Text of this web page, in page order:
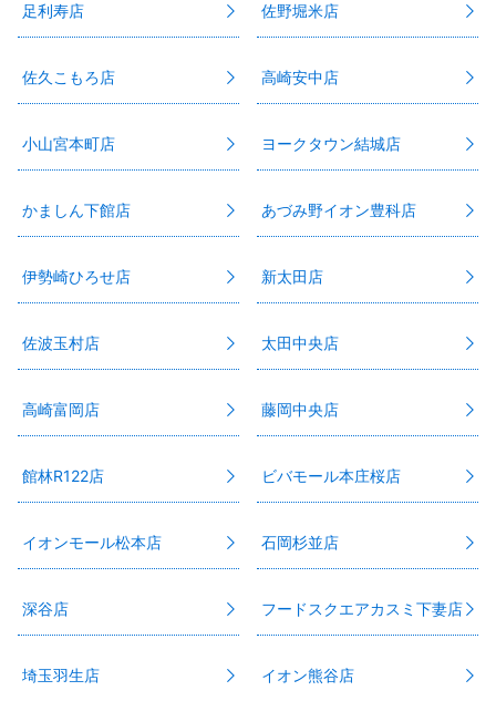
足利寿店 佐野堀米店
佐久こもろ店 高崎安中店
小山宮本町店 ヨークタウン結城店
かましん下館店 あづみ野イオン豊科店
伊勢崎ひろせ店 新太田店
佐波玉村店 太田中央店
高崎富岡店 藤岡中央店
館林R122店 ビバモール本庄桜店
イオンモール松本店 石岡杉並店
深谷店 フードスクエアカスミ下妻店
埼玉羽生店 イオン熊谷店